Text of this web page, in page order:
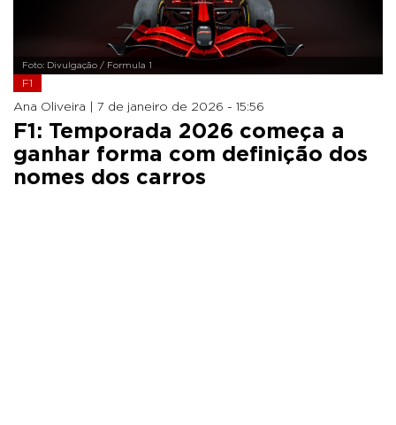
Foto: Divulgação / Formula 1
F1
Ana Oliveira | 7 de janeiro de 2026 - 15:56
F1: Temporada 2026 começa a
ganhar forma com definição dos
nomes dos carros